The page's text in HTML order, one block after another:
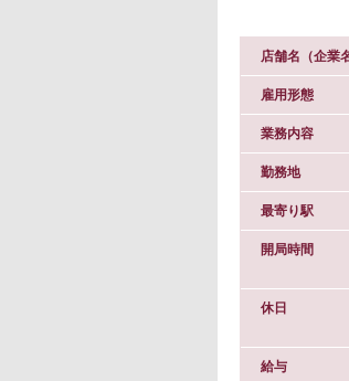
店舗名（企業
雇用形態
業務内容
勤務地
最寄り駅
開局時間
休日
給与